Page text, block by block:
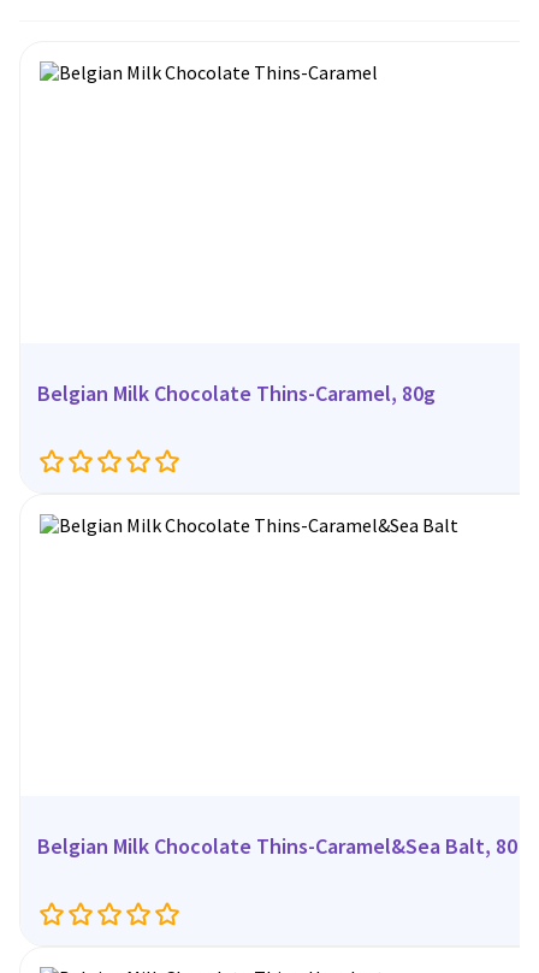
Belgian Milk Chocolate Thins-Caramel, 80g
Belgian Milk Chocolate Thins-Caramel&Sea Balt, 80 г